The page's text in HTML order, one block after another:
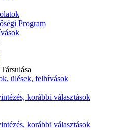
Program
ülések, felhívások
korábbi választások
korábbi választások